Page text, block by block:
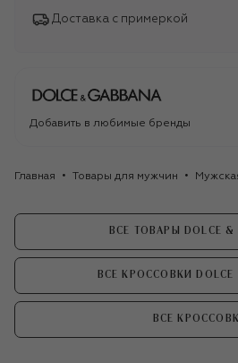
Доставка с примеркой
Добавить в любимые бренды
Главная Товары для мужчин
ВСЕ ТОВАРЫ DOLCE &
ВСЕ КРОССОВКИ DOLCE
ВСЕ